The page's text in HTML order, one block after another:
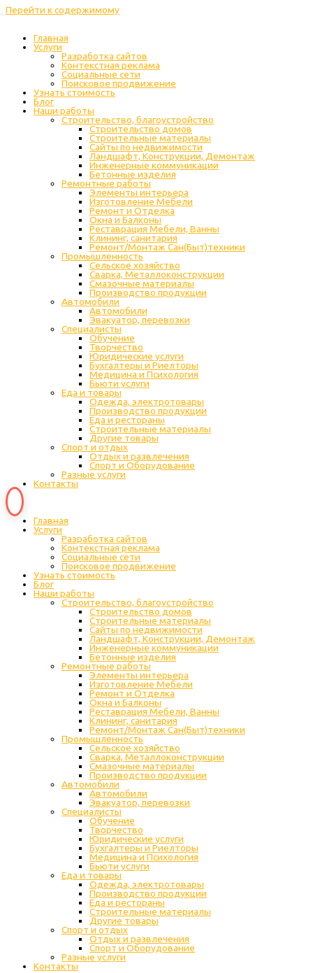
Перейти к содержимому
Главная
Услуги
Разработка сайтов
Контекстная реклама
Социальные сети
Поисковое продвижение
Узнать стоимость
Блог
Наши работы
Строительство, благоустройство
Строительство домов
Строительные материалы
Сайты по недвижимости
Ландшафт, Конструкции, Демонтаж
Инженерные коммуникации
Бетонные изделия
Ремонтные работы
Элементы интерьера
Изготовление Мебели
Ремонт и Отделка
Окна и Балконы
Реставрация Мебели, Ванны
Клининг, санитария
Ремонт/Монтаж Сан(Быт)техники
Промышленность
Cельское хозяйство
Сварка, Металлоконструкции
Cмазочные материалы
Производство продукции
Автомобили
Автомобили
Эвакуатор, перевозки
Специалисты
Обучение
Творчество
Юридические услуги
Бухгалтеры и Риелторы
Медицина и Психология
Бьюти услуги
Еда и товары
Одежда, электротовары
Производство продукции
Еда и рестораны
Строительные материалы
Другие товары
Спорт и отдых
Отдых и развлечения
Спорт и Оборудование
Разные услуги
Контакты
Главная
Услуги
Разработка сайтов
Контекстная реклама
Социальные сети
Поисковое продвижение
Узнать стоимость
Блог
Наши работы
Строительство, благоустройство
Строительство домов
Строительные материалы
Сайты по недвижимости
Ландшафт, Конструкции, Демонтаж
Инженерные коммуникации
Бетонные изделия
Ремонтные работы
Элементы интерьера
Изготовление Мебели
Ремонт и Отделка
Окна и Балконы
Реставрация Мебели, Ванны
Клининг, санитария
Ремонт/Монтаж Сан(Быт)техники
Промышленность
Cельское хозяйство
Сварка, Металлоконструкции
Cмазочные материалы
Производство продукции
Автомобили
Автомобили
Эвакуатор, перевозки
Специалисты
Обучение
Творчество
Юридические услуги
Бухгалтеры и Риелторы
Медицина и Психология
Бьюти услуги
Еда и товары
Одежда, электротовары
Производство продукции
Еда и рестораны
Строительные материалы
Другие товары
Спорт и отдых
Отдых и развлечения
Спорт и Оборудование
Разные услуги
Контакты